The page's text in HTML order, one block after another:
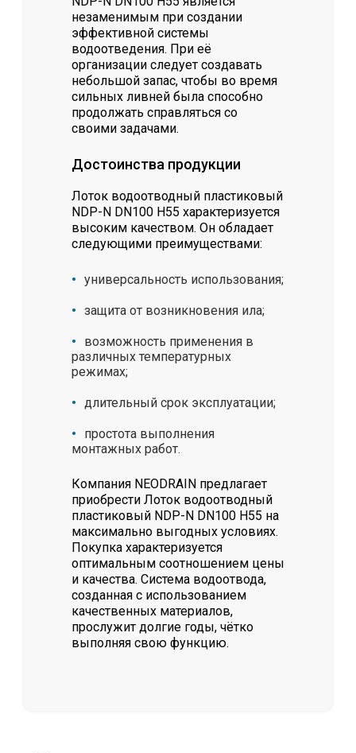
незаменимым при создании
эффективной системы
водоотведения. При её
организации следует создавать
небольшой запас, чтобы во время
сильных ливней была способно
продолжать справляться со
своими задачами.
Достоинства продукции
Лоток водоотводный пластиковый
NDP-N DN100 H55 характеризуется
высоким качеством. Он обладает
следующими преимуществами:
универсальность использования;
защита от возникновения ила;
возможность применения в
различных температурных
режимах;
длительный срок эксплуатации;
простота выполнения
монтажных работ.
Компания NEODRAIN предлагает
приобрести Лоток водоотводный
пластиковый NDP-N DN100 H55 на
максимально выгодных условиях.
Покупка характеризуется
оптимальным соотношением цены
и качества. Система водоотвода,
созданная с использованием
качественных материалов,
прослужит долгие годы, чётко
выполняя свою функцию.